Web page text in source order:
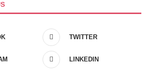
TWITTER
LINKEDIN